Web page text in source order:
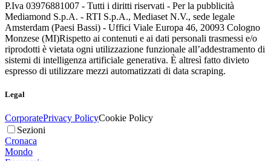
P.Iva 03976881007 - Tutti i diritti riservati - Per la pubblicità
Mediamond S.p.A. - RTI S.p.A., Mediaset N.V., sede legale
Amsterdam (Paesi Bassi) - Uffici Viale Europa 46, 20093 Cologno
Monzese (MI)Rispetto ai contenuti e ai dati personali trasmessi e/o
riprodotti è vietata ogni utilizzazione funzionale all’addestramento di
sistemi di intelligenza artificiale generativa. È altresì fatto divieto
espresso di utilizzare mezzi automatizzati di data scraping.
Legal
CorporatePrivacy PolicyCookie Policy
Sezioni
Cronaca
Mondo